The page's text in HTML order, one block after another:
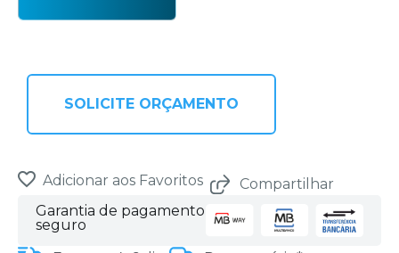
SOLICITE ORÇAMENTO
Adicionar aos Favoritos
Compartilhar
Garantia de pagamento
seguro